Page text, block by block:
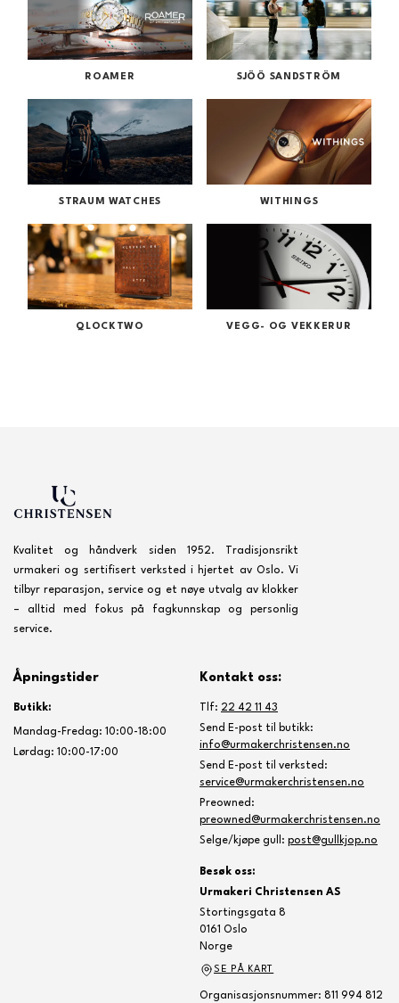
ROAMER SJÖÖ SANDSTRÖM
STRAUM WATCHES WITHINGS
QLOCKTWO VEGG- OG VEKKERUR
Kvalitet og håndverk siden 1952. Tradisjonsrikt
urmakeri og sertifisert verksted i hjertet av Oslo. Vi
tilbyr reparasjon, service og et nøye utvalg av klokker
– alltid med fokus på fagkunnskap og personlig
service.
Åpningstider
Butikk:
Mandag-Fredag: 10:00-18:00
Lørdag: 10:00-17:00
Kontakt oss:
Tlf: 22 42 11 43
Send E-post til butikk:
info@urmakerchristensen.no
Send E-post til verksted:
service@urmakerchristensen.no
Preowned:
preowned@urmakerchristensen.no
Selge/kjøpe gull: post@gullkjop.no
Besøk oss:
Urmakeri Christensen AS
Stortingsgata 8
0161 Oslo
Norge
SE PÅ KART
Organisasjonsnummer: 811 994 812